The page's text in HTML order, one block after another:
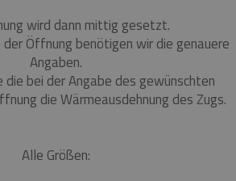
wird dann mittig gesetzt.
Öffnung benötigen wir die genauere
Angaben.
bei der Angabe des gewünschten
die Wärmeausdehnung des Zugs.
Alle Größen: